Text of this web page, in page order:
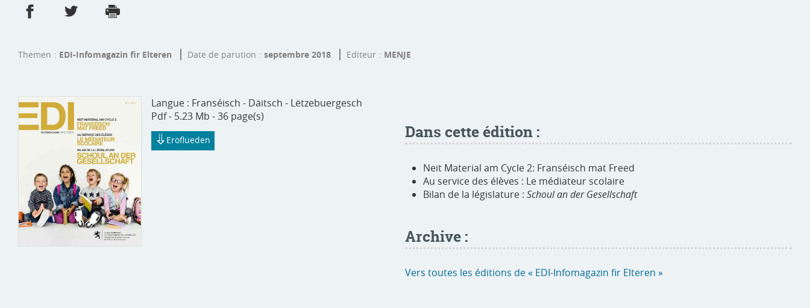
Partager sur Facebook
Partager sur Twitter
Themen EDI-Infomagazin fir Elteren Date de parution septembre 2018 Editeur MENJE
Langue : Franséisch - Däitsch - Lëtzebuergesch
Pdf - 5.23 Mb - 36 page(s)
Eroflueden Dans cette édition :
Neit Material am Cycle 2: Franséisch mat Freed
Au service des élèves : Le médiateur scolaire
Bilan de la législature : Schoul an der Gesellschaft
Archive :
Vers toutes les éditions de « EDI-Infomagazin fir Elteren »